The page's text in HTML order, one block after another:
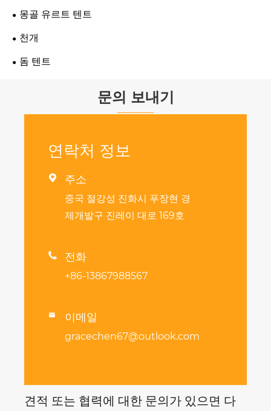
몽골 유르트 텐트
천개
돔 텐트
문의 보내기
연락처 정보
 주소
중국 절강성 진화시 푸장현 경
제개발구 진레이 대로 169호
 전화
+86-13867988567
 이메일
gracechen67@outlook.com
견적 또는 협력에 대한 문의가 있으면 다